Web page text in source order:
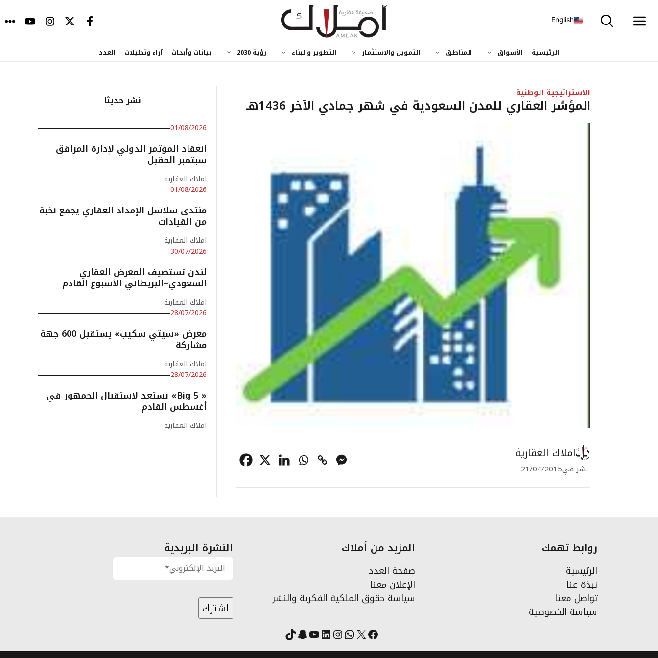
إلى
English
الرئيسية الأسواق المناطق التمويل والاستثمار التطوير والبناء رؤية 2030 بيانات وأبحاث آراء وتحليلات العدد
الاستراتيجية الوطنية
المؤشر العقاري للمدن السعودية في شهر جمادي الآخر 1436هـ
املاك العقارية
نشر في21/04/2015
نشر حديثا
01/08/2026
انعقاد المؤتمر الدولي لإدارة المرافق
سبتمبر المقبل
املاك العقارية
01/08/2026
منتدى سلاسل الإمداد العقاري يجمع نخبة
من القيادات
املاك العقارية
30/07/2026
لندن تستضيف المعرض العقاري
السعودي–البريطاني الأسبوع القادم
املاك العقارية
28/07/2026
معرض «سيتي سكيب» يستقبل 600 جهة
مشاركة
املاك العقارية
28/07/2026
« Big 5» يستعد لاستقبال الجمهور في
أغسطس القادم
املاك العقارية
روابط تهمك
الرئيسية
نبذة عنا
تواصل معنا
سياسة الخصوصية
المزيد من أملاك
صفحة العدد
الإعلان معنا
سياسة حقوق الملكية الفكرية والنشر
النشرة البريدية
فيسبوك
X واتساب
انستقرام
لينكد إنيوتيوب
سناب شات
تيك توك